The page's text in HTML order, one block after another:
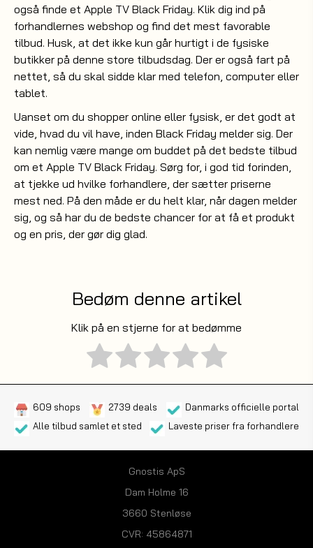
også finde et Apple TV Black Friday. Klik dig ind på
forhandlernes webshop og find det mest favorable
tilbud. Husk, at det ikke kun går hurtigt i de fysiske
butikker på denne store tilbudsdag. Der er også fart på
nettet, så du skal sidde klar med telefon, computer eller
tablet.
Uanset om du shopper online eller fysisk, er det godt at
vide, hvad du vil have, inden Black Friday melder sig. Der
kan nemlig være mange om buddet på det bedste tilbud
om et Apple TV Black Friday. Sørg for, i god tid forinden,
at tjekke ud hvilke forhandlere, der sætter priserne
mest ned. På den måde er du helt klar, når dagen melder
sig, og så har du de bedste chancer for at få et produkt
og en pris, der gør dig glad.
Bedøm denne artikel
Klik på en stjerne for at bedømme
609 shops 2739 deals
Danmarks officielle portal
Alle tilbud samlet et sted
Laveste priser fra forhandlere
Gnostis ApS
Dam Holme 16
3660 Stenløse
CVR: 45864871